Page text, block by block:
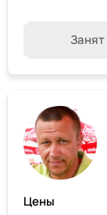
Занят
Цены